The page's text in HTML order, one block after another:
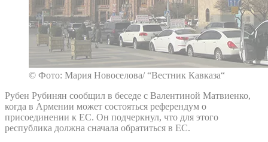
© Фото: Мария Новоселова/ “Вестник Кавказа“
Рубен Рубинян сообщил в беседе с Валентиной Матвиенко,
когда в Армении может состояться референдум о
присоединении к ЕС. Он подчеркнул, что для этого
республика должна сначала обратиться в ЕС.